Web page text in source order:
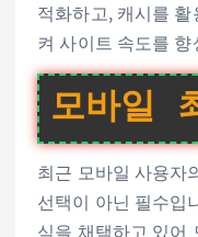
적화하고, 캐시를
켜 사이트 속도를
모바일
최근 모바일 사용자
선택이 아닌 필수입
식을 채택하고 있어